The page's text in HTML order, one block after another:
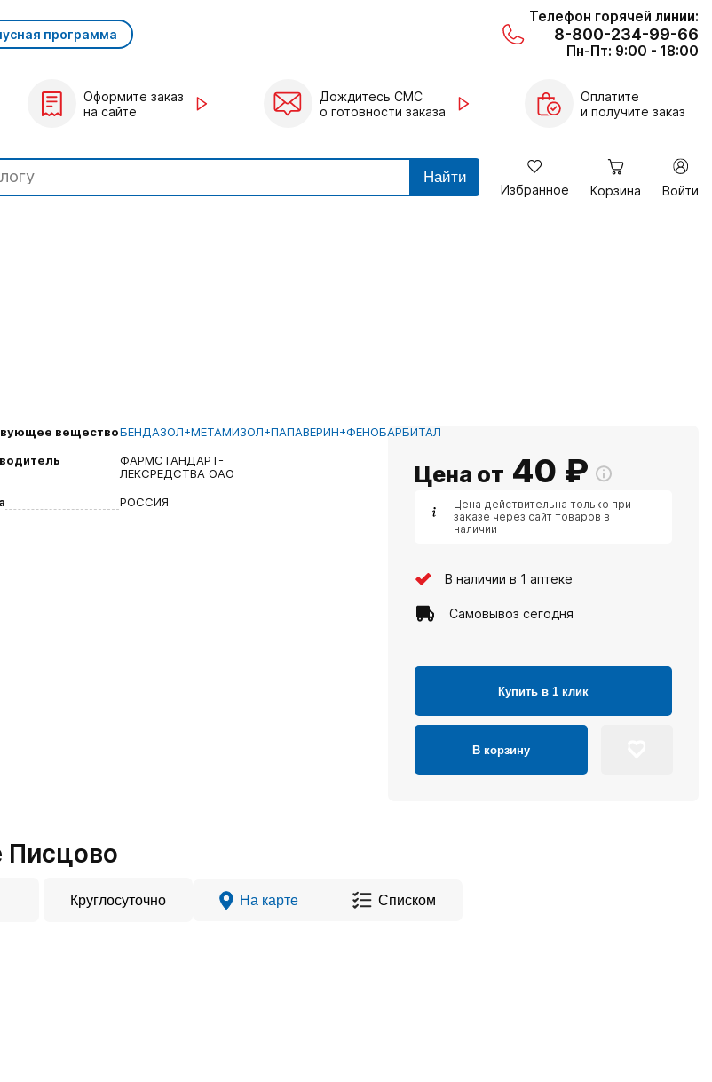
программа
Телефон горячей линии:
8-800-234-99-66
Пн-Пт: 9:00 - 18:00
Оформите заказ
на сайте
Дождитесь СМС
о готовности заказа
Оплатите
и получите заказ
Найти
Избранное Корзина Войти
веществоБЕНДАЗОЛ+МЕТАМИЗОЛ+ПАПАВЕРИН+ФЕНОБАРБИТАЛ
ФАРМСТАНДАРТ-
ЛЕКСРЕДСТВА ОАО
РОССИЯ
Цена от 40 ₽
Цена действительна только при
заказе через сайт товаров в
наличии
В наличии в 1 аптеке
Самовывоз сегодня
Купить в 1 клик
В корзину
Круглосуточно На карте Списком